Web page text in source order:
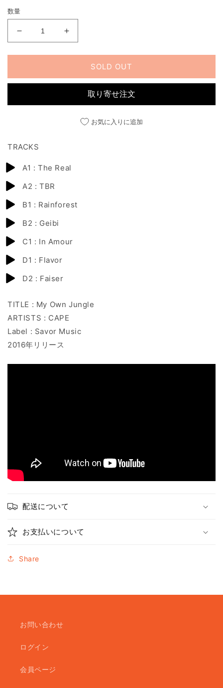
価
格
数量
OWN
JUNGLE
数
を
MY
OWN
JUNGLE
数
を
SOLD OUT
取り寄せ注文
お気に入りに追加
TRACKS
A1 : The Real
A2 : TBR
B1 : Rainforest
B2 : Geibi
C1 : In Amour
D1 : Flavor
D2 : Faiser
TITLE : My Own Jungle
ARTISTS : CAPE
Label : Savor Music
2016年リリース
配送について
お支払いについて
Share
お問い合わせ
ログイン
会員ページ